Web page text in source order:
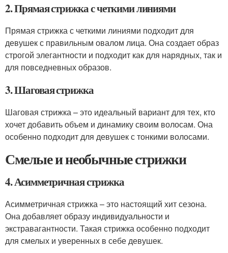
2. Прямая стрижка с четкими линиями
Прямая стрижка с четкими линиями подходит для
девушек с правильным овалом лица. Она создает образ
строгой элегантности и подходит как для нарядных, так и
для повседневных образов.
3. Шаговая стрижка
Шаговая стрижка – это идеальный вариант для тех, кто
хочет добавить объем и динамику своим волосам. Она
особенно подходит для девушек с тонкими волосами.
Смелые и необычные стрижки
4. Асимметричная стрижка
Асимметричная стрижка – это настоящий хит сезона.
Она добавляет образу индивидуальности и
экстравагантности. Такая стрижка особенно подходит
для смелых и уверенных в себе девушек.